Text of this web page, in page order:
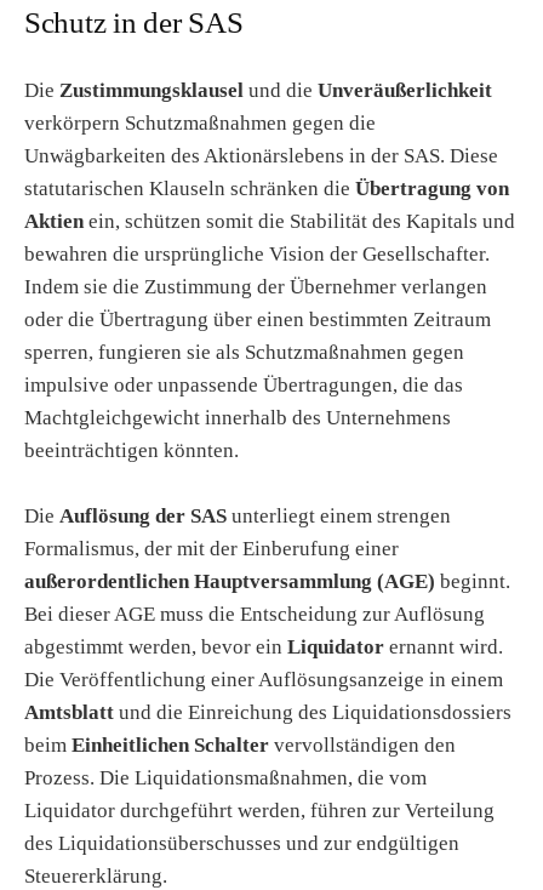
Schutz in der SAS
Die Zustimmungsklausel und die Unveräußerlichkeit
verkörpern Schutzmaßnahmen gegen die
Unwägbarkeiten des Aktionärslebens in der SAS. Diese
statutarischen Klauseln schränken die Übertragung von
Aktienein, schützen somit die Stabilität des Kapitals und
bewahren die ursprüngliche Vision der Gesellschafter.
Indem sie die Zustimmung der Übernehmer verlangen
oder die Übertragung über einen bestimmten Zeitraum
sperren, fungieren sie als Schutzmaßnahmen gegen
impulsive oder unpassende Übertragungen, die das
Machtgleichgewicht innerhalb des Unternehmens
beeinträchtigen könnten.
Die Auflösung der SAS unterliegt einem strengen
Formalismus, der mit der Einberufung einer
außerordentlichen Hauptversammlung (AGE) beginnt.
Bei dieser AGE muss die Entscheidung zur Auflösung
abgestimmt werden, bevor ein Liquidator ernannt wird.
Die Veröffentlichung einer Auflösungsanzeige in einem
Amtsblatt und die Einreichung des Liquidationsdossiers
beim Einheitlichen Schalter vervollständigen den
Prozess. Die Liquidationsmaßnahmen, die vom
Liquidator durchgeführt werden, führen zur Verteilung
des Liquidationsüberschusses und zur endgültigen
Steuererklärung.